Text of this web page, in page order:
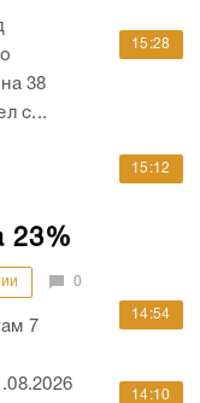
38
с...
23%
0
7
15:28
15:12
14:54
14:10